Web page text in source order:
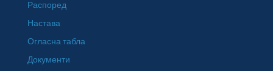
Распоред
Настава
Огласна табла
Документи